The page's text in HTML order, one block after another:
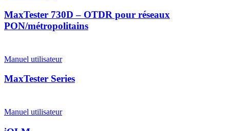
MaxTester 730D – OTDR pour réseaux
PON/métropolitains
Manuel utilisateur
MaxTester Series
Manuel utilisateur